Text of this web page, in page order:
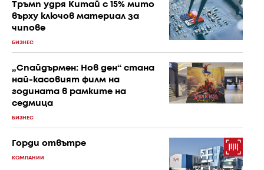
Тръмп удря Китай с 15% мито
върху ключов материал за
чипове
БИЗНЕС
„Спайдърмен: Нов ден“ стана
най-касовият филм на
годината в рамките на
седмица
БИЗНЕС
Горди отвътре
КОМПАНИИ